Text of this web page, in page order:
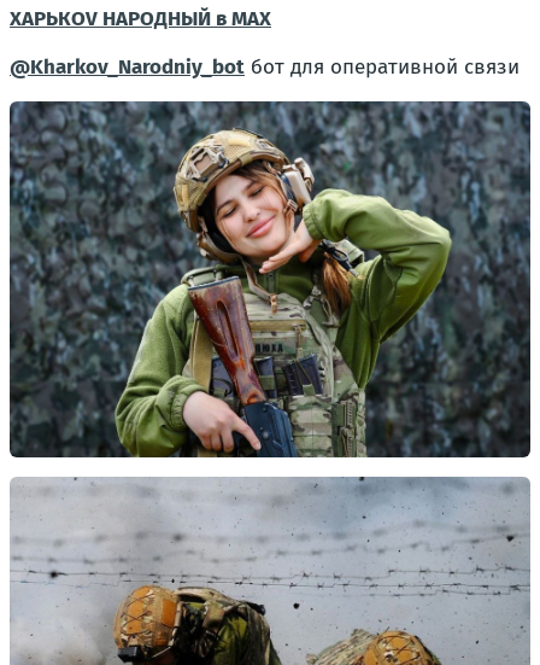
ХАРЬКОV НАРОДНЫЙ в MAX
@Kharkov_Narodniy_bot бот для оперативной связи